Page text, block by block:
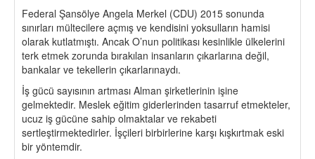
Federal Şansölye Angela Merkel (CDU) 2015 sonunda
sınırları mültecilere açmış ve kendisini yoksulların hamisi
olarak kutlatmıştı. Ancak O’nun politikası kesinlikle ülkelerini
terk etmek zorunda bırakılan insanların çıkarlarına değil,
bankalar ve tekellerin çıkarlarınaydı.
İş gücü sayısının artması Alman şirketlerinin işine
gelmektedir. Meslek eğitim giderlerinden tasarruf etmekteler,
ucuz iş gücüne sahip olmaktalar ve rekabeti
sertleştirmektedirler. İşçileri birbirlerine karşı kışkırtmak eski
bir yöntemdir.